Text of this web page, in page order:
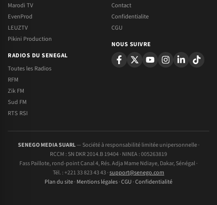
Marodi TV
EvenProd
LEUZTV
Pikini Production
RADIOS DU SENEGAL
Toutes les Radios
RFM
Zik FM
Sud FM
RTS RSI
Contact
Confidentialite
CGU
NOUS SUIVRE
SENEGO MEDIA SUARL— Société à responsabilité limitée unipersonnelle ·
RCCM : SN DKR 2014.B 19404 · NINEA : 005263819
Fass Paillote, rond-point Canal 4, Rés. Adja Mame Ndiaye, Dakar, Sénégal ·
Tél. : +221 33 823 43 43 ·support@senego.com
Plan du site· Mentions légales·CGU ·Confidentialité